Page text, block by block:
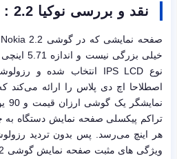
نقد و بررسی نوکیا 2.2 : صفحه نمایش
خیلی بزرگی
اصطلاحا اچ دی پلاس را ارائه می‌کند
هر اینچ می‌رسد. پس بدون تردید